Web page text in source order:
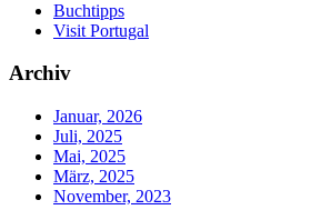
Buchtipps
Visit Portugal
Archiv
Januar, 2026
Juli, 2025
Mai, 2025
März, 2025
November, 2023